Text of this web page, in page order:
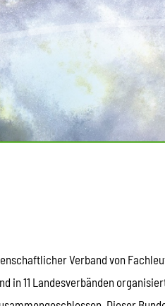
Verband von
11 Landesverbänden